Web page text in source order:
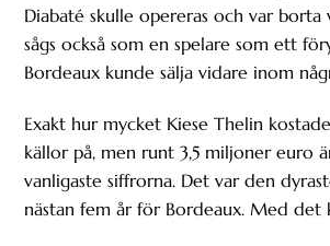
Diabaté skulle opereras och var borta
sågs också som en spelare som ett
Bordeaux kunde sälja vidare inom
Exakt hur mycket Kiese Thelin
källor på, men runt 3,5 miljoner euro
vanligaste siffrorna. Det var den
nästan fem år för Bordeaux. Med det